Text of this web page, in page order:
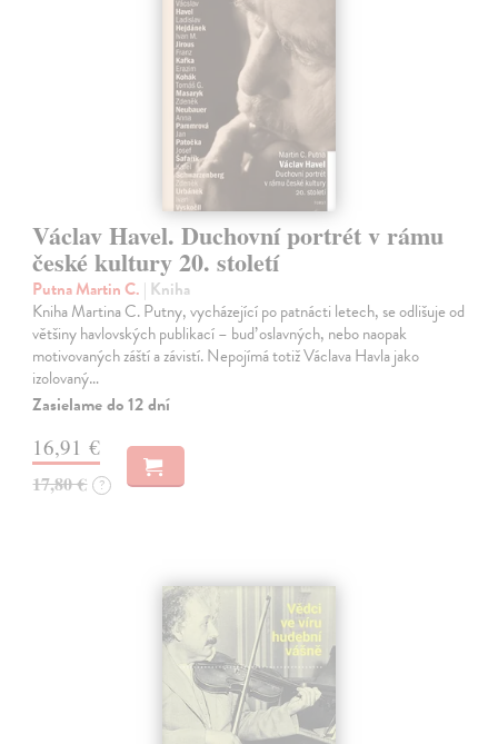
Václav Havel. Duchovní portrét v rámu
české kultury 20. století
Putna Martin C. | Kniha
Kniha Martina C. Putny, vycházející po patnácti letech, se odlišuje od
většiny havlovských publikací – buď oslavných, nebo naopak
motivovaných záští a závistí. Nepojímá totiž Václava Havla jako
izolovaný…
Zasielame do 12 dní
16,91 €
17,80 € ?